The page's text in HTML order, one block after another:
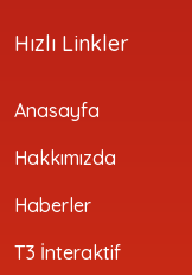
Hızlı Linkler
Anasayfa
Hakkımızda
Haberler
T3 İnteraktif